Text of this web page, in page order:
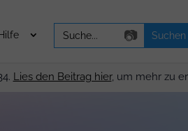
Hilfe
Search
for:
📷
Lies den Beitrag hier, um mehr zu